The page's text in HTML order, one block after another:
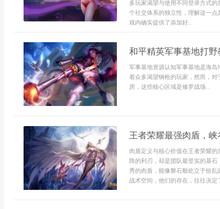
多玩家渴望与使用不同登录方式
个社交体系的独立性，理解这一
戏内确实提供了添加好...
和平精英军事基地打
军事基地资源认知军事基地是海
着众多渴望钢枪的玩家，然而，
房，这些核心区域是修罗战场...
王者荣耀最强肉盾，
肉盾定义与核心价值在王者荣耀
阵的利刃，却是团队最坚实的基
秀的肉盾，能像磐石般屹立于纷
战术空间，他们的存在，往往决